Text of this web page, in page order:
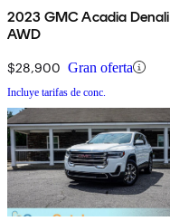
2023 GMC Acadia Denali
AWD
$28,900 Gran oferta
Incluye tarifas de conc.